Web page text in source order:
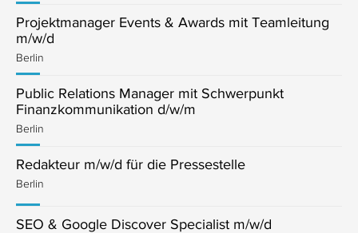
Projektmanager Events & Awards mit Teamleitung
m/w/d
Berlin
Public Relations Manager mit Schwerpunkt
Finanzkommunikation d/w/m
Berlin
Redakteur m/w/d für die Pressestelle
Berlin
SEO & Google Discover Specialist m/w/d